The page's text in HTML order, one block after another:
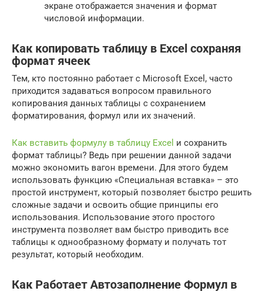
экране отображается значения и формат
числовой информации.
Как копировать таблицу в Excel сохраняя
формат ячеек
Тем, кто постоянно работает с Microsoft Excel, часто
приходится задаваться вопросом правильного
копирования данных таблицы с сохранением
форматирования, формул или их значений.
Как вставить формулу в таблицу Excel и сохранить
формат таблицы? Ведь при решении данной задачи
можно экономить вагон времени. Для этого будем
использовать функцию «Специальная вставка» – это
простой инструмент, который позволяет быстро решить
сложные задачи и освоить общие принципы его
использования. Использование этого простого
инструмента позволяет вам быстро приводить все
таблицы к однообразному формату и получать тот
результат, который необходим.
Как Работает Автозаполнение Формул в